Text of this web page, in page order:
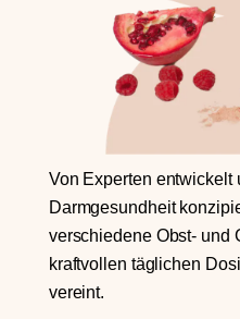
Von Experten entwickelt
Darmgesundheit
verschiedene Obst- und
kraftvollen täglichen
vereint.